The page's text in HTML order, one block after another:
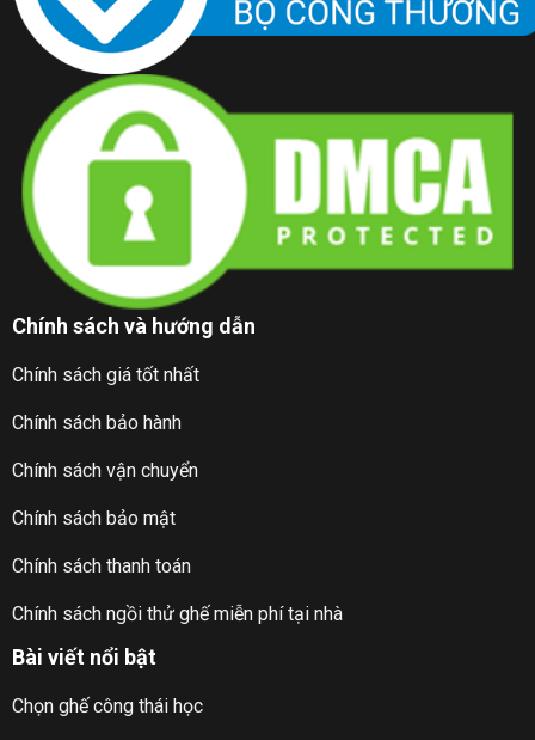
Chính sách và hướng dẫn
Chính sách giá tốt nhất
Chính sách bảo hành
Chính sách vận chuyển
Chính sách bảo mật
Chính sách thanh toán
Chính sách ngồi thử ghế miễn phí tại nhà
Bài viết nổi bật
Chọn ghế công thái học